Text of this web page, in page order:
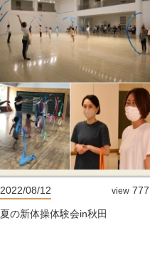
2022/08/12
夏の新体操体験会in秋田
view 777